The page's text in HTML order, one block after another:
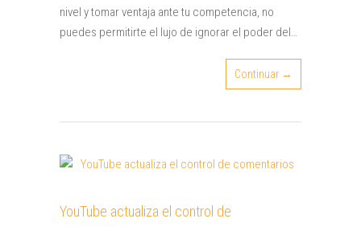
nivel y tomar ventaja ante tu competencia, no
puedes permitirte el lujo de ignorar el poder del…
Continuar →
YouTube actualiza el control de